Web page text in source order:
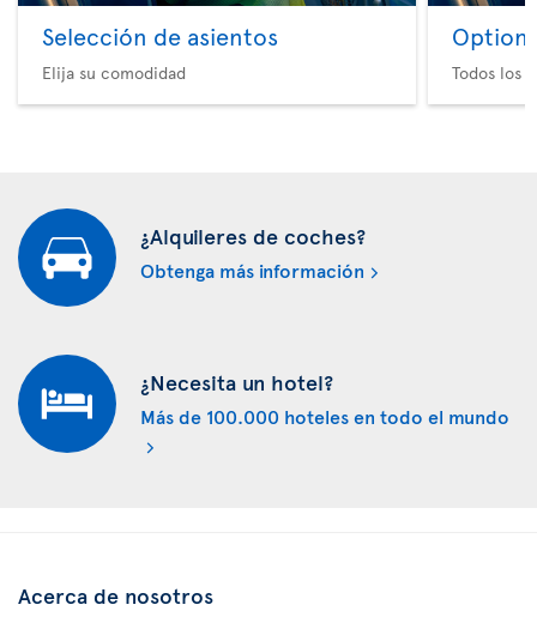
Selección de asientos
Elija su comodidad
Option
Todos los
¿Alquileres de coches?
Obtenga más información
¿Necesita un hotel?
Más de 100.000 hoteles en todo el mundo
Acerca de nosotros